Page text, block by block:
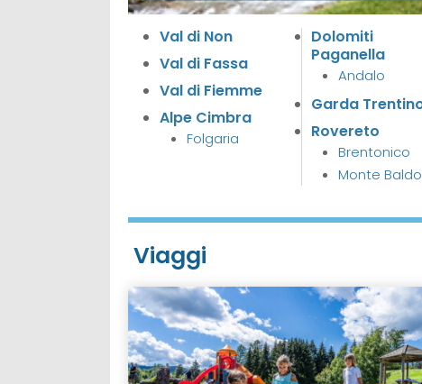
Val di Non
Val di Fassa
Val di Fiemme
Alpe Cimbra
Folgaria
Dolomiti
Paganella
Andalo
Garda
Rovereto
Brentonico
Monte Baldo
Viaggi